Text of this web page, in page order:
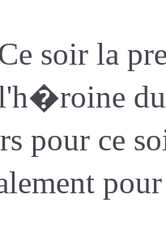
soir la
pour ce